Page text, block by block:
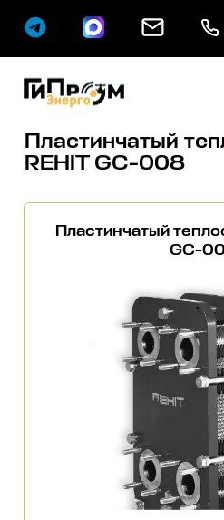
Пластинчатый
REHIT GC-008
Пластинчатый
GC-